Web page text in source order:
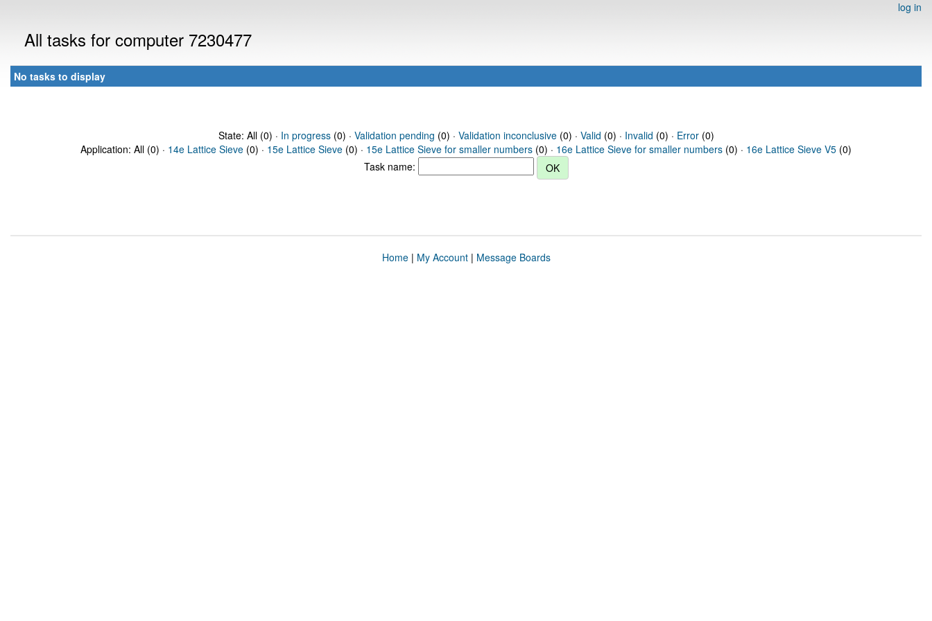
log in
All tasks for computer 7230477
No tasks to display
State: All (0) · In progress(0) · Validation pending (0) · Validation inconclusive(0) · Valid (0) · Invalid (0) · Error(0)
Application: All (0) · 14e Lattice Sieve (0) · 15e Lattice Sieve (0) · 15e Lattice Sieve for smaller numbers (0) · 16e Lattice Sieve for smaller numbers (0) · 16e Lattice Sieve V5 (0)
Task name:
Home| My Account| Message Boards